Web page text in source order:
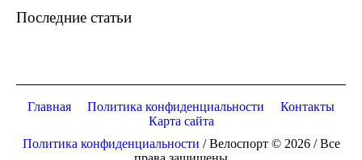
Последние статьи
Главная Политика конфиденциальности
Контакты
Карта сайта
Политика конфиденциальности / Велоспорт © 2026 / Все